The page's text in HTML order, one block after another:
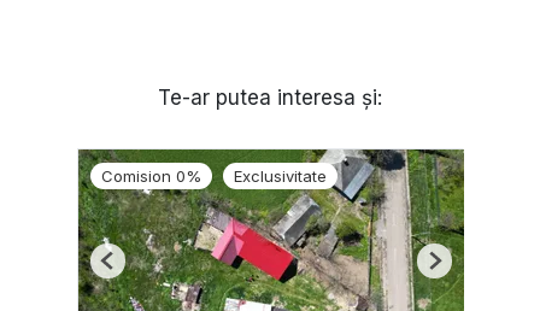
Te-ar putea interesa și:
Comision 0% Exclusivitate
Previous Next